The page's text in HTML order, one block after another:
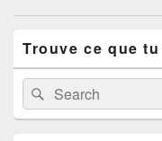
Sidebar
Widget
Area
Trouve ce que
Search
for:
Search